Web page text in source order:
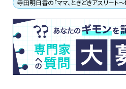
寺田明日香の「ママ、ときどきアスリート